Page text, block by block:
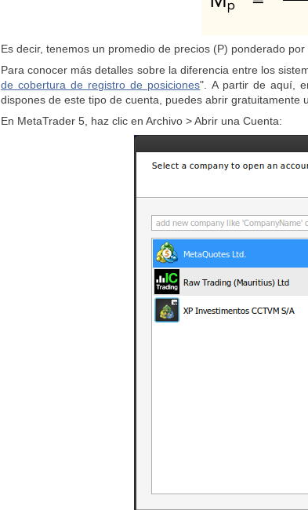
Es decir, tenemos un promedio de precios (P) ponderado
Para conocer más detalles sobre la diferencia entre los
de cobertura de registro de posiciones". A partir de aquí,
dispones de este tipo de cuenta, puedes abrir gratuitamente
En MetaTrader 5, haz clic en Archivo > Abrir una Cuenta: